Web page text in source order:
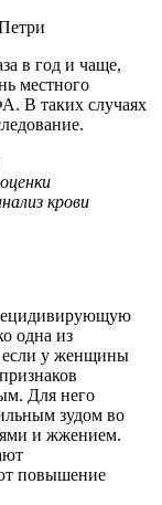
в год и чаще,
местного
В таких случаях
крови
одна из
если у женщины
Для него
зудом во
и жжением.
повышение